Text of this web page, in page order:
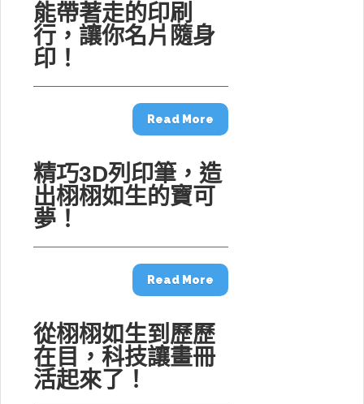
能帶著走的印刷
行，讓你名片隨身
印！
Read More
精巧3D列印筆，造
出栩栩如生的寶可
夢！
Read More
從栩栩如生到歷歷
在目，科技讓畫冊
活起來了！